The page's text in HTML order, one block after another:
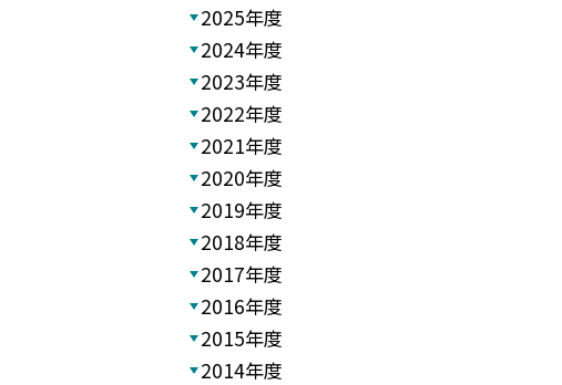
2025年度
2024年度
2023年度
2022年度
2021年度
2020年度
2019年度
2018年度
2017年度
2016年度
2015年度
2014年度